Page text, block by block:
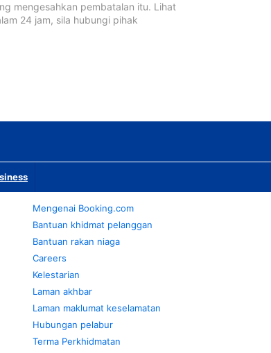
mengesahkan pembatalan itu. Lihat
24 jam, sila hubungi pihak
Mengenai Booking.com
Bantuan khidmat pelanggan
Bantuan rakan niaga
Careers
Kelestarian
Laman akhbar
Laman maklumat keselamatan
Hubungan pelabur
Terma Perkhidmatan